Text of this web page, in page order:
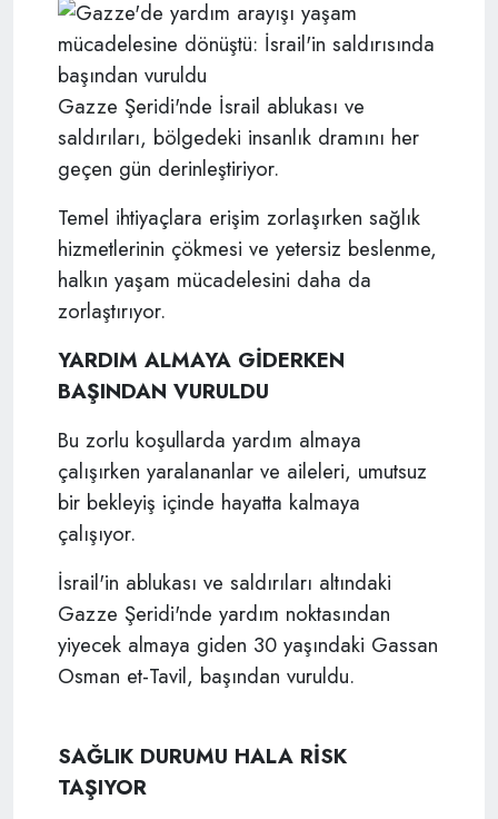
Gazze Şeridi'nde İsrail ablukası ve
saldırıları, bölgedeki insanlık dramını her
geçen gün derinleştiriyor.
Temel ihtiyaçlara erişim zorlaşırken sağlık
hizmetlerinin çökmesi ve yetersiz beslenme,
halkın yaşam mücadelesini daha da
zorlaştırıyor.
YARDIM ALMAYA GİDERKEN
BAŞINDAN VURULDU
Bu zorlu koşullarda yardım almaya
çalışırken yaralananlar ve aileleri, umutsuz
bir bekleyiş içinde hayatta kalmaya
çalışıyor.
İsrail'in ablukası ve saldırıları altındaki
Gazze Şeridi'nde yardım noktasından
yiyecek almaya giden 30 yaşındaki Gassan
Osman et-Tavil, başından vuruldu.
SAĞLIK DURUMU HALA RİSK
TAŞIYOR